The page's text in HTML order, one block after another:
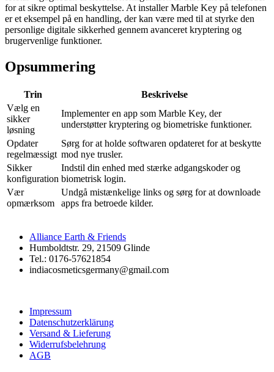
for at sikre optimal beskyttelse. At installer Marble Key på telefonen
er et eksempel på en handling, der kan være med til at styrke den
personlige digitale sikkerhed gennem avanceret kryptering og
brugervenlige funktioner.
Opsummering
Trin
Beskrivelse
Vælg en
sikker
løsning
Implementer en app som Marble Key, der
understøtter kryptering og biometriske funktioner.
Opdater
regelmæssigt
Sørg for at holde softwaren opdateret for at beskytte
mod nye trusler.
Sikker
konfiguration
Indstil din enhed med stærke adgangskoder og
biometrisk login.
Vær
opmærksom
Undgå mistænkelige links og sørg for at downloade
apps fra betroede kilder.
Alliance Earth & Friends
Humboldtstr. 29, 21509 Glinde
Tel.: 0176-57621854
indiacosmeticsgermany@gmail.com
Impressum
Datenschutzerklärung
Versand & Lieferung
Widerrufsbelehrung
AGB